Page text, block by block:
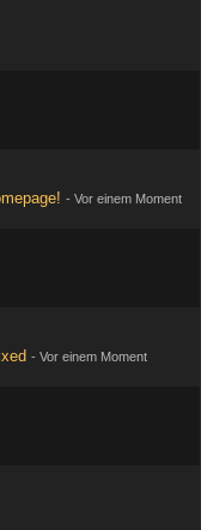
- Vor einem Moment
- Vor einem Moment